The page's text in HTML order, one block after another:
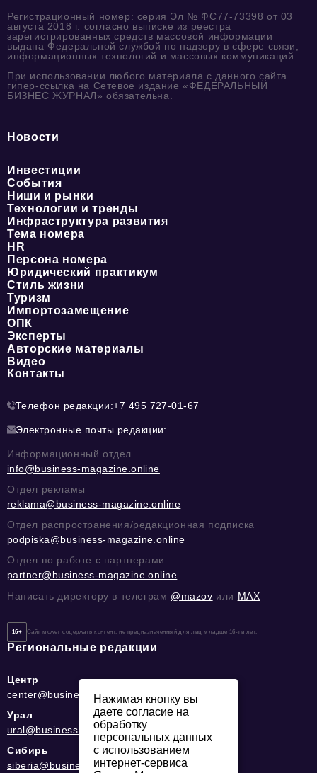
Регистрационный номер: серия Эл № ФС77-73398 от 03
августа 2018 г. согласно выписке из реестра
зарегистрированных средств массовой информации
выдана Федеральной службой по надзору в сфере связи,
информационных технологий и массовых коммуникаций.
При использовании любого материала с данного сайта
гипер-ссылка на Сетевое издание «ФЕДЕРАЛЬНЫЙ
БИЗНЕС ЖУРНАЛ» обязательна.
Новости
Инвестиции
События
Ниши и рынки
Технологии и тренды
Инфраструктура развития
Тема номера
HR
Персона номера
Юридический практикум
Стиль жизни
Туризм
Импортозамещение
ОПК
Эксперты
Авторские материалы
Видео
Контакты
Телефон редакции:+7 495 727-01-67
Электронные почты редакции:
Информационный отдел
info@business-magazine.online
Отдел рекламы
reklama@business-magazine.online
Отдел распространения/редакционная подписка
podpiska@business-magazine.online
Отдел по работе с партнерами
partner@business-magazine.online
Написать директору в телеграм @mazov или MAX
16+ Сайт может содержать контент, не предназначенный для лиц младше 16-ти лет.
Региональные редакции
Центр
center@business-magazine.online
Урал
ural@business-magazine.online
Сибирь
siberia@business-magazine.online
Нажимая кнопку вы
даете согласие на
обработку
персональных данных
с использованием
интернет-сервиса